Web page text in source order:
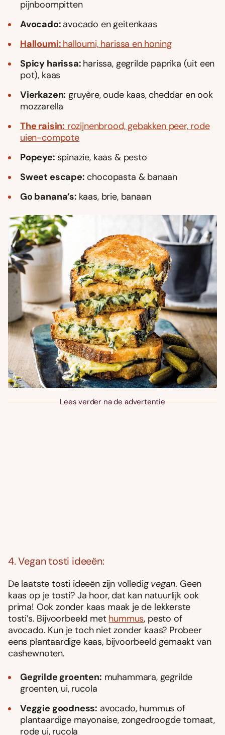
pijnboompitten
Avocado: avocado en geitenkaas
Halloumi: halloumi, harissa en honing
Spicy harissa: harissa, gegrilde paprika (uit een
pot), kaas
Vierkazen: gruyère, oude kaas, cheddar en ook
mozzarella
The raisin: rozijnenbrood, gebakken peer, rode
uien-compote
Popeye: spinazie, kaas & pesto
Sweet escape: chocopasta & banaan
Go banana’s: kaas, brie, banaan
Lees verder na de advertentie
4. Vegan tosti ideeën:
De laatste tosti ideeën zijn volledig vegan. Geen
kaas op je tosti? Ja hoor, dat kan natuurlijk ook
prima! Ook zonder kaas maak je de lekkerste
tosti’s. Bijvoorbeeld met hummus, pesto of
avocado. Kun je toch niet zonder kaas? Probeer
eens plantaardige kaas, bijvoorbeeld gemaakt van
cashewnoten.
Gegrilde groenten: muhammara, gegrilde
groenten, ui, rucola
Veggie goodness: avocado, hummus of
plantaardige mayonaise, zongedroogde tomaat,
rode ui, rucola